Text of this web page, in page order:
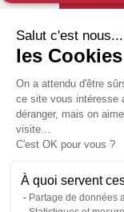
L
3
10
24
Salut c'est nous...
les
On a attendu d'être
ce site vous intéresse
déranger, mais on
visite...
C'est OK pour vous ?
À quoi servent
Partage de données